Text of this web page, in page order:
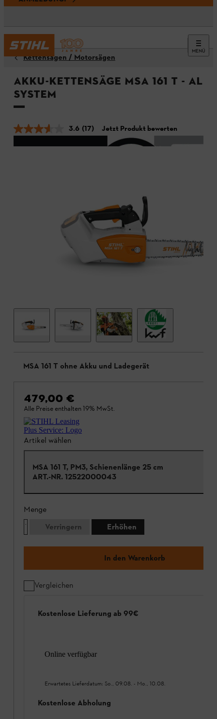
MENÜ
Kettensägen / Motorsägen
Akku-Kettensäge MSA 161 T -
System
3.6 (17) Jetzt Produkt bewerten
MSA 161 T ohne Akku und Ladegerät
479,00 €
Alle Preise enthalten 19% MwSt.
Artikel wählen
MSA 161 T, PM3, Schienenlänge 25 cm
ART.-NR. 12522000043
Menge
Verringern
Erhöhen
In den Warenkorb
Vergleichen
Kostenlose Lieferung ab 99€
Online verfügbar
Erwartetes Lieferdatum: So., 09.08. - Mo., 10.08.
Kostenlose Abholung